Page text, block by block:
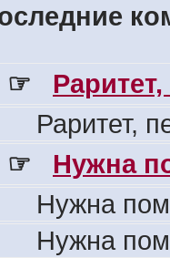
☞
Раритет,
☞
Нужна
Нужна
Нужна